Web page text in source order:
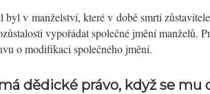
byl v manželství, které v době smrti
vypořádat společné jmění manželů.
o modifikaci společného jmění.
dědické právo, když se